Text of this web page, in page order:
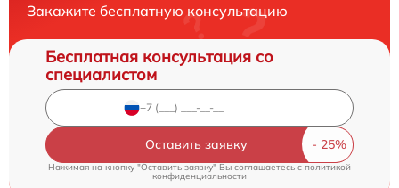
Закажите бесплатную консультацию
Бесплатная консультация со
специалистом
Оставить заявку
Нажимая на кнопку "Оставить заявку" Вы соглашаетесь cполитикой
конфиденциальности